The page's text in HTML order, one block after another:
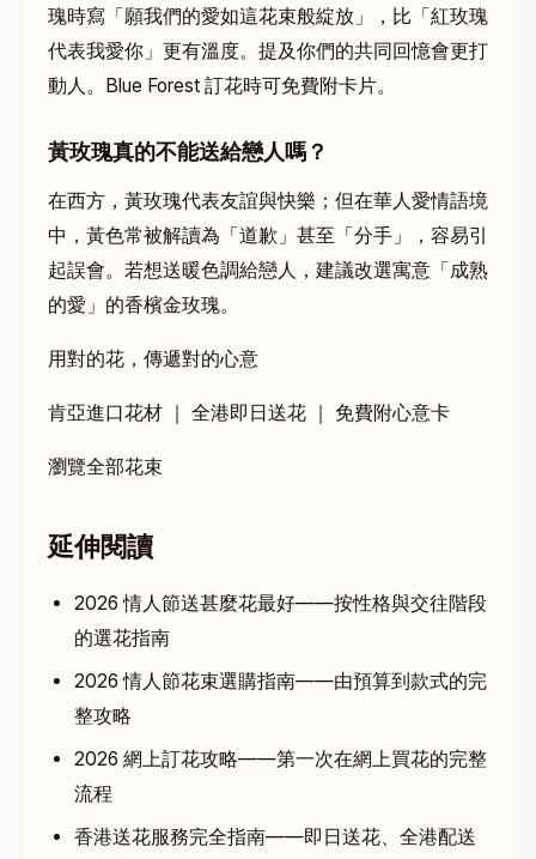
瑰時寫「願我們的愛如這花束般綻放」，比「紅玫瑰
代表我愛你」更有溫度。提及你們的共同回憶會更打
動人。Blue Forest 訂花時可免費附卡片。
黃玫瑰真的不能送給戀人嗎？
在西方，黃玫瑰代表友誼與快樂；但在華人愛情語境
中，黃色常被解讀為「道歉」甚至「分手」，容易引
起誤會。若想送暖色調給戀人，建議改選寓意「成熟
的愛」的香檳金玫瑰。
用對的花，傳遞對的心意
肯亞進口花材 ｜ 全港即日送花 ｜ 免費附心意卡
瀏覽全部花束
延伸閱讀
2026 情人節送甚麼花最好——按性格與交往階段
的選花指南
2026 情人節花束選購指南——由預算到款式的完
整攻略
2026 網上訂花攻略——第一次在網上買花的完整
流程
香港送花服務完全指南——即日送花、全港配送